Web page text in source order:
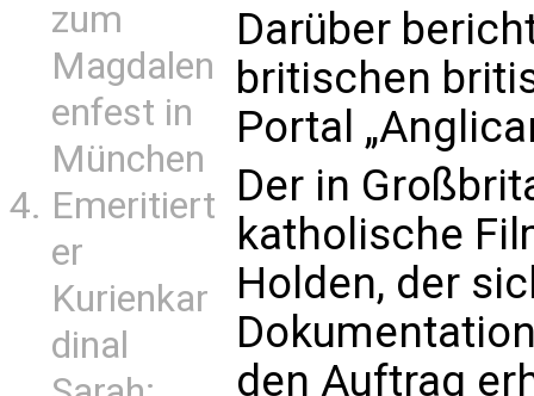
zum
Magdalen
enfest in
München
Emeritiert
er
Kurienkar
dinal
Darüber
britischen
Portal
Der in
katholische
Holden, der
den Auftrag